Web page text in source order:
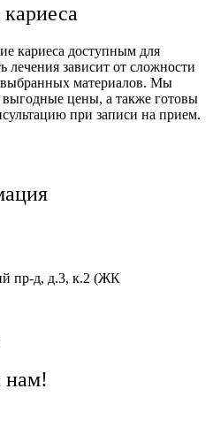
кариеса доступным для
лечения зависит от сложности
выбранных материалов. Мы
выгодные цены, а также готовы
при записи на прием.
пр-д, д.3, к.2 (ЖК
нам!